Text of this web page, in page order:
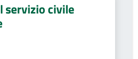
servizio civile